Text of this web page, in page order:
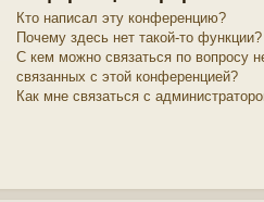
Кто написал эту конференцию?
Почему здесь нет такой-то функции?
С кем можно связаться по вопросу
связанных с этой конференцией?
Как мне связаться с